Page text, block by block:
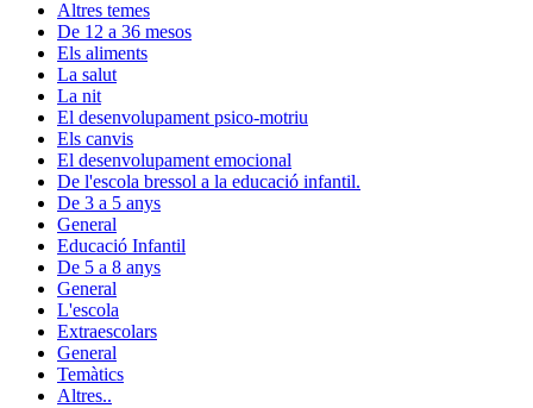
Altres temes
De 12 a 36 mesos
Els aliments
La salut
La nit
El desenvolupament psico-motriu
Els canvis
El desenvolupament emocional
De l'escola bressol a la educació infantil.
De 3 a 5 anys
General
Educació Infantil
De 5 a 8 anys
General
L'escola
Extraescolars
General
Temàtics
Altres..